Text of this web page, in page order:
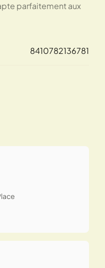
parfaitement aux
8410782136781